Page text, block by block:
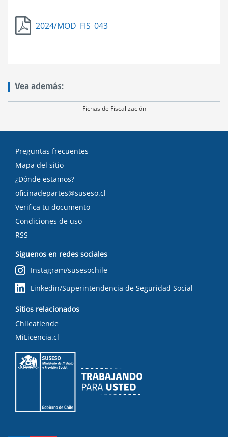
2024/MOD_FIS_043
Vea además:
Fichas de Fiscalización
Preguntas frecuentes
Mapa del sitio
¿Dónde estamos?
oficinadepartes@suseso.cl
Verifica tu documento
Condiciones de uso
RSS
Síguenos en redes sociales
Instagram/susesochile
Linkedin/Superintendencia de Seguridad Social
Sitios relacionados
Chileatiende
MiLicencia.cl